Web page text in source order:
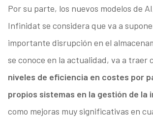
Por su parte, los nuevos modelos de
Infinidat se considera que va a
importante disrupción en el
se conoce en la actualidad, va a traer
niveles de eficiencia en costes por
propios sistemas en la gestión de la
como mejoras muy significativas en